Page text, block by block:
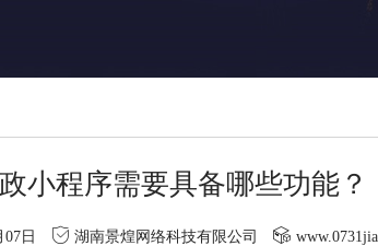
小程序需要具备哪些功能？
07日 湖南景煌网络科技有限公司